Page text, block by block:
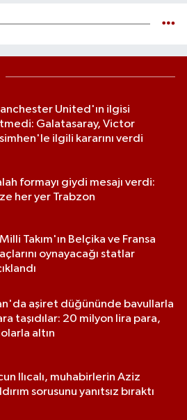
United'ın ilgisi
Galatasaray, Victor
ilgili kararını verdi
formayı giydi mesajı verdi:
her yer Trabzon
Takım'ın Belçika ve Fransa
oynayacağı statlar
aşiret düğününde bavullarla
taşıdılar: 20 milyon lira para,
altın
Ilıcalı, muhabirlerin Aziz
sorusunu yanıtsız bıraktı